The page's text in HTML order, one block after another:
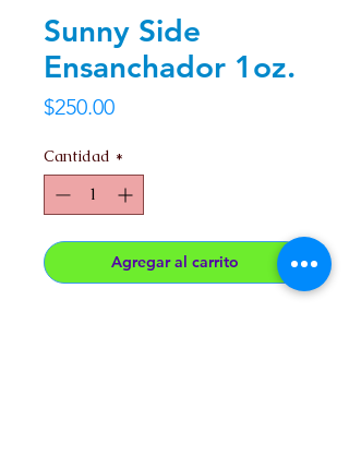
Sunny Side
Ensanchador 1oz.
$250.00Precio
Cantidad *
Agregar al carrito